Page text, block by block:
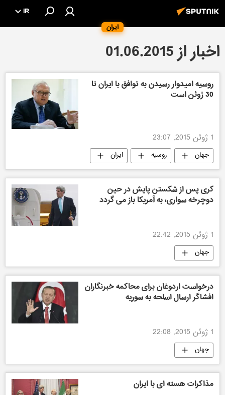
ایران
IR
اخبار از 01.06.2015
روسیه امیدوار رسیدن به توافق با ایران تا
30 ژوئن است
1 ژوئن 2015, 23:07
جهان روسیه ایران
کری پس از شکستن پایش در حین
دوچرخه سواری، به آمریکا باز می گردد
1 ژوئن 2015, 22:42
جهان
درخواست اردوغان برای محاکمه خبرنگاران
افشاگر ارسال اسلحه به سوریه
1 ژوئن 2015, 22:08
جهان
مذاکرات هسته ای با ایران